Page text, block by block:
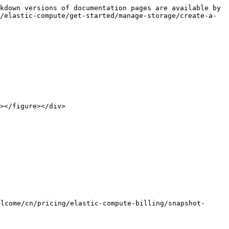
versions of documentation pages are available by
compute/get-started/manage-storage/create-a-
welcome/cn/pricing/elastic-compute-billing/snapshot-